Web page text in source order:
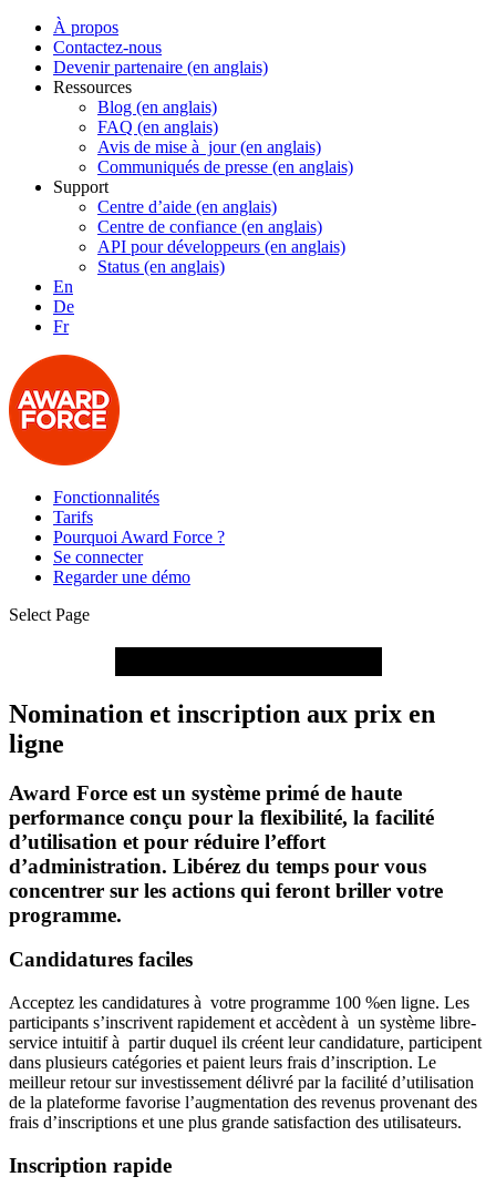
À propos
Contactez-nous
Devenir partenaire (en anglais)
Ressources
Blog (en anglais)
FAQ (en anglais)
Avis de mise à jour (en anglais)
Communiqués de presse (en anglais)
Support
Centre d’aide (en anglais)
Centre de confiance (en anglais)
API pour développeurs (en anglais)
Status (en anglais)
En
De
Fr
Fonctionnalités
Tarifs
Pourquoi Award Force ?
Se connecter
Regarder une démo
Select Page
Nomination et inscription aux prix en
ligne
Award Force est un système primé de haute
performance conçu pour la flexibilité, la facilité
d’utilisation et pour réduire l’effort
d’administration. Libérez du temps pour vous
concentrer sur les actions qui feront briller votre
programme.
Candidatures faciles
Acceptez les candidatures à votre programme 100 %en ligne. Les
participants s’inscrivent rapidement et accèdent à un système libre-
service intuitif à partir duquel ils créent leur candidature, participent
dans plusieurs catégories et paient leurs frais d’inscription. Le
meilleur retour sur investissement délivré par la facilité d’utilisation
de la plateforme favorise l’augmentation des revenus provenant des
frais d’inscriptions et une plus grande satisfaction des utilisateurs.
Inscription rapide